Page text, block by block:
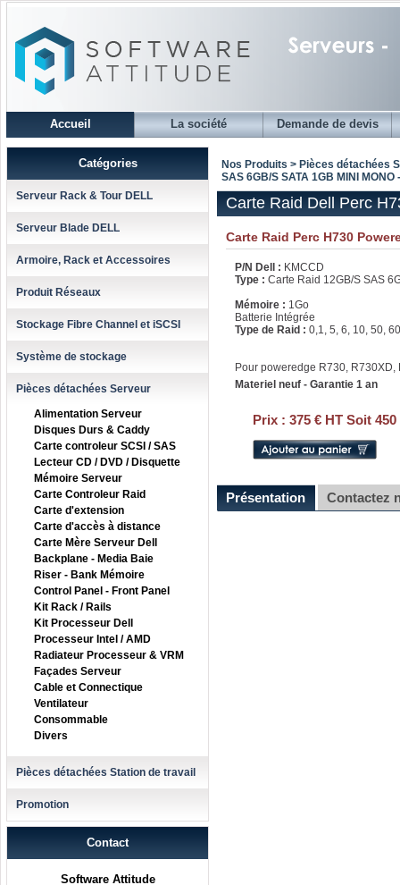
Accueil La société Demande de devis
Catégories
Serveur Rack & Tour DELL
Serveur Blade DELL
Armoire, Rack et Accessoires
Produit Réseaux
Stockage Fibre Channel et iSCSI
Système de stockage
Pièces détachées Serveur
Alimentation Serveur
Disques Durs & Caddy
Carte controleur SCSI / SAS
Lecteur CD / DVD / Disquette
Mémoire Serveur
Carte Controleur Raid
Carte d'extension
Carte d'accès à distance
Carte Mère Serveur Dell
Backplane - Media Baie
Riser - Bank Mémoire
Control Panel - Front Panel
Kit Rack / Rails
Kit Processeur Dell
Processeur Intel / AMD
Radiateur Processeur & VRM
Façades Serveur
Cable et Connectique
Ventilateur
Consommable
Divers
Pièces détachées Station de travail
Promotion
Contact
Software Attitude
Nos Produits > Pièces détachées
SAS 6GB/S SATA 1GB MINI MONO
Carte Raid Dell Perc
Carte Raid Perc H730
P/N Dell : KMCCD
Type : Carte Raid 12GB/S SAS
Mémoire : 1Go
Batterie Intégrée
Type de Raid : 0,1, 5, 6, 10, 50, 60
Pour poweredge R730, R730XD,
Materiel neuf - Garantie 1 an
Prix : 375 € HT Soit 450
Présentation Contactez